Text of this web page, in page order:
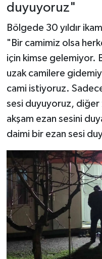
duyuyoruz"
Bölgede 30 yıldır
"Bir camimiz olsa
için kimse gelemiyor.
uzak camilere
cami istiyoruz.
sesi duyuyoruz, diğer
akşam ezan sesini
daimi bir ezan sesi